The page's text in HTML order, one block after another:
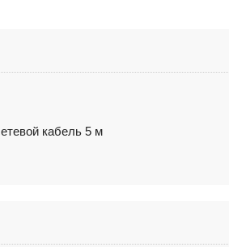
кабель 5 м